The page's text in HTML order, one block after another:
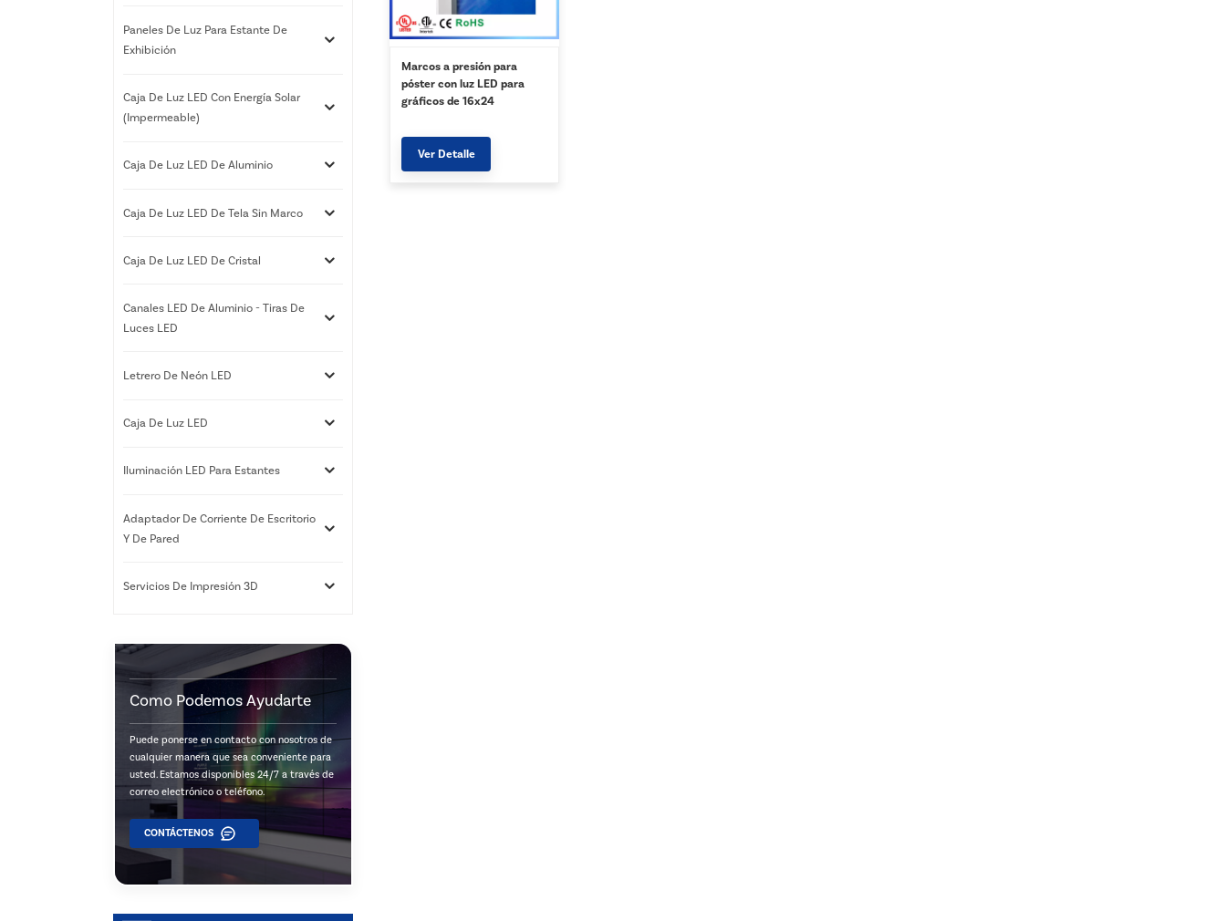
Marcos a presión para
póster con luz LED para
gráficos de 16x24
Ver Detalle
Paneles De Luz Para Estante De
Exhibición
Caja De Luz LED Con Energía Solar
(impermeable)
Caja De Luz LED De Aluminio
Caja De Luz LED De Tela Sin Marco
Caja De Luz LED De Cristal
Canales LED De Aluminio - Tiras De
Luces LED
Letrero De Neón LED
Caja De Luz LED
Iluminación LED Para Estantes
Adaptador De Corriente De Escritorio
Y De Pared
Servicios De Impresión 3D
Como Podemos Ayudarte
Puede ponerse en contacto con nosotros de
cualquier manera que sea conveniente para
usted. Estamos disponibles 24/7 a través de
correo electrónico o teléfono.
CONTÁCTENOS